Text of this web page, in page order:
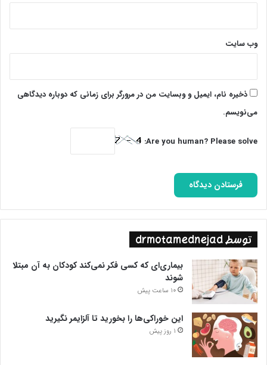
وب‌ سایت
ذخیره نام، ایمیل و وبسایت من در مرورگر برای زمانی که دوباره دیدگاهی
می‌نویسم.
Are you human? Please solve:
توسط drmotamednejad
بیماری‌ای که کسی فکر نمی‌کند کودکان به آن مبتلا
شوند
10 ساعت پیش
این خوراکی‌ها را بخورید تا آلزایمر نگیرید
1 روز پیش